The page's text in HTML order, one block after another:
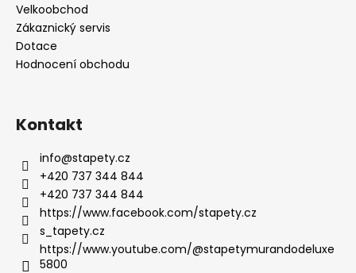
Velkoobchod
Zákaznický servis
Dotace
Hodnocení obchodu
Kontakt
info@stapety.cz
+420 737 344 844
+420 737 344 844
https://www.facebook.com/stapety.cz
s_tapety.cz
https://www.youtube.com/@stapetymurandodeluxe
5800